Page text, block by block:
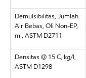
Demulsibilitas, Jumlah
Air Bebas, Oli Non-EP,
ml, ASTM D2711
Densitas @ 15 C, kg/l,
ASTM D1298